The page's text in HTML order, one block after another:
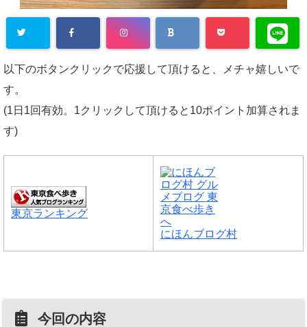
以下のボタンクリックで応援して頂けると、メチャ嬉しいで
す。
(1日1回有効。1クリックして頂けると10ポイント加算されま
す)
東京ランキング
にほんブログ村
今回の内容